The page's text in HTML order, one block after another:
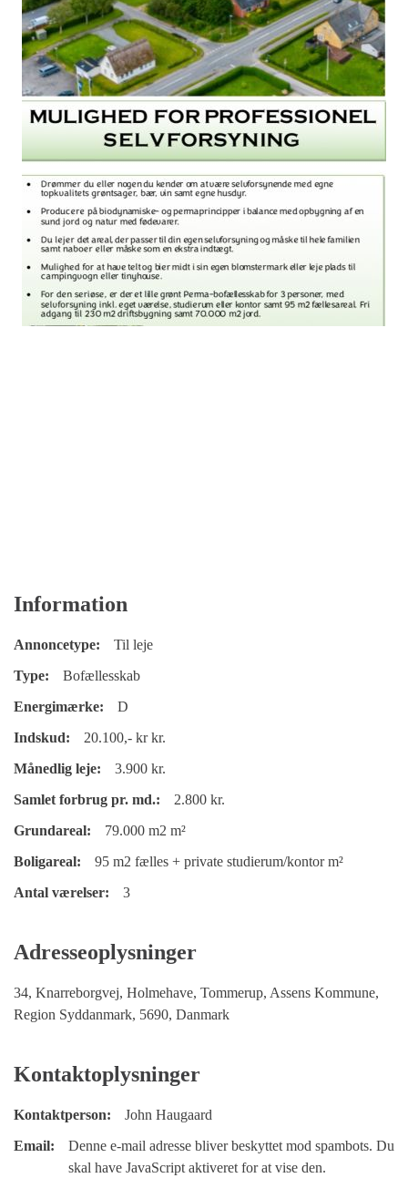
Information
Annoncetype:
Til leje
Type:
Bofællesskab
Energimærke:
D
Indskud:
20.100,- kr kr.
Månedlig leje:
3.900 kr.
Samlet forbrug pr. md.:
2.800 kr.
Grundareal:
79.000 m2 m²
Boligareal:
95 m2 fælles + private studierum/kontor m²
Antal værelser:
3
Adresseoplysninger
34, Knarreborgvej, Holmehave, Tommerup, Assens Kommune,
Region Syddanmark, 5690, Danmark
Kontaktoplysninger
Kontaktperson:
John Haugaard
Email:
Denne e-mail adresse bliver beskyttet mod spambots. Du
skal have JavaScript aktiveret for at vise den.